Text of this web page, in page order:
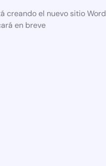
creando el nuevo sitio
en breve